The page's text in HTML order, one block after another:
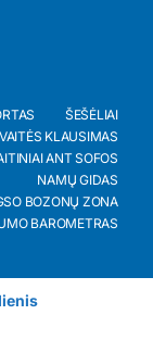
ŠEŠĖLIAI
KLAUSIMAS
ANT SOFOS
NAMŲ GIDAS
BOZONŲ ZONA
BAROMETRAS